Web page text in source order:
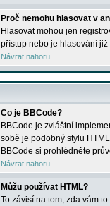
Proč nemohu hlasovat v
Hlasovat mohou jen
přístup nebo je hlasování již
Návrat nahoru
Co je BBCode?
BBCode je zvláštní
sobě je podobný stylu
BBCode si prohlédněte
Návrat nahoru
Můžu používat HTML?
To závisí na tom, zda vám